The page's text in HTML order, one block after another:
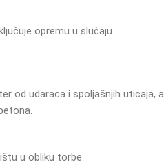
opremu u slučaju
od udaraca i spoljašnjih uticaja, a
u obliku torbe.